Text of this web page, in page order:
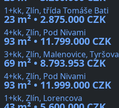
1+kk, Zlín, třída Tomáše Bati
23 m² • 2.875.000 CZK
4+kk, Zlín, Pod Nivami
93 m² • 11.799.000 CZK
3+kk, Zlín, Malenovice, Tyršova
69 m² • 8.793.953 CZK
4+kk, Zlín, Pod Nivami
93 m² • 11.999.000 CZK
1+kk, Zlín, Lorencova